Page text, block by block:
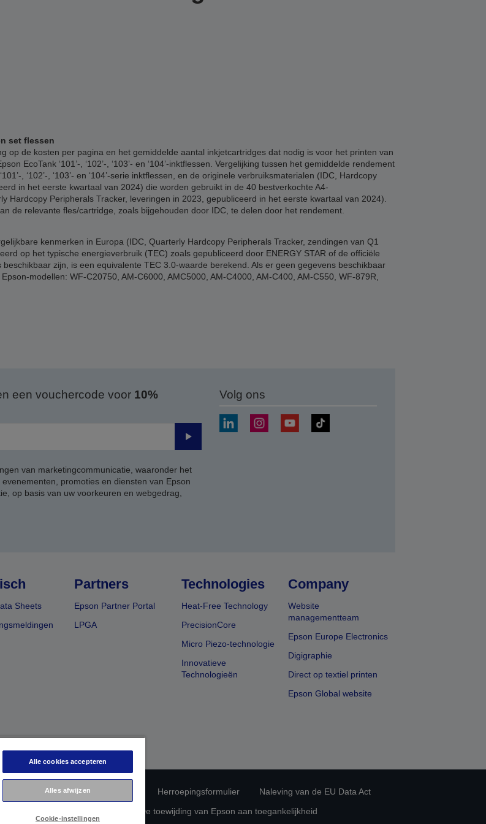
set flessen
op de kosten per pagina en het gemiddelde aantal inkjetcartridges dat nodig is voor het printen van
EcoTank ‘101’-, ‘102’-, ‘103’- en ‘104’-inktflessen. Vergelijking tussen het gemiddelde rendement
, ‘102’-, ‘103’- en ‘104’-serie inktflessen, en de originele verbruiksmaterialen (IDC, Hardcopy
in het eerste kwartaal van 2024) die worden gebruikt in de 40 bestverkochte A4-
Hardcopy Peripherals Tracker, leveringen in 2023, gepubliceerd in het eerste kwartaal van 2024).
de relevante fles/cartridge, zoals bijgehouden door IDC, te delen door het rendement.
kenmerken in Europa (IDC, Quarterly Hardcopy Peripherals Tracker, zendingen van Q1
op het typische energieverbruik (TEC) zoals gepubliceerd door ENERGY STAR of de officiële
zijn, is een equivalente TEC 3.0-waarde berekend. Als er geen gegevens beschikbaar
modellen: WF-C20750, AM-C6000, AMC5000, AM-C4000, AM-C400, AM-C550, WF-879R,
een vouchercode voor 10%
Verzenden
van marketingcommunicatie, waaronder het
promoties en diensten van Epson
op basis van uw voorkeuren en webgedrag,
Volg ons
Sheets
Partners
Epson Partner Portal
LPGA
Technologies
Heat-Free Technology
PrecisionCore
Micro Piezo-technologie
Innovatieve
Technologieën
Company
Website
managementteam
Epson Europe Electronics
Digigraphie
Direct op textiel printen
Epson Global website
Privacyverklaring van Epson Herroepingsformulier
Naleving van de EU Data Act
De toewijding van Epson aan toegankelijkheid
Alle cookies accepteren
Alles afwijzen
Cookie-instellingen